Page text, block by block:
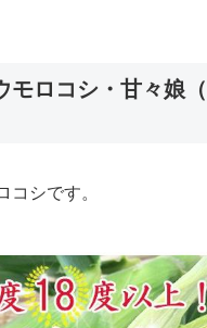
モロコシ・甘々娘
コシです。